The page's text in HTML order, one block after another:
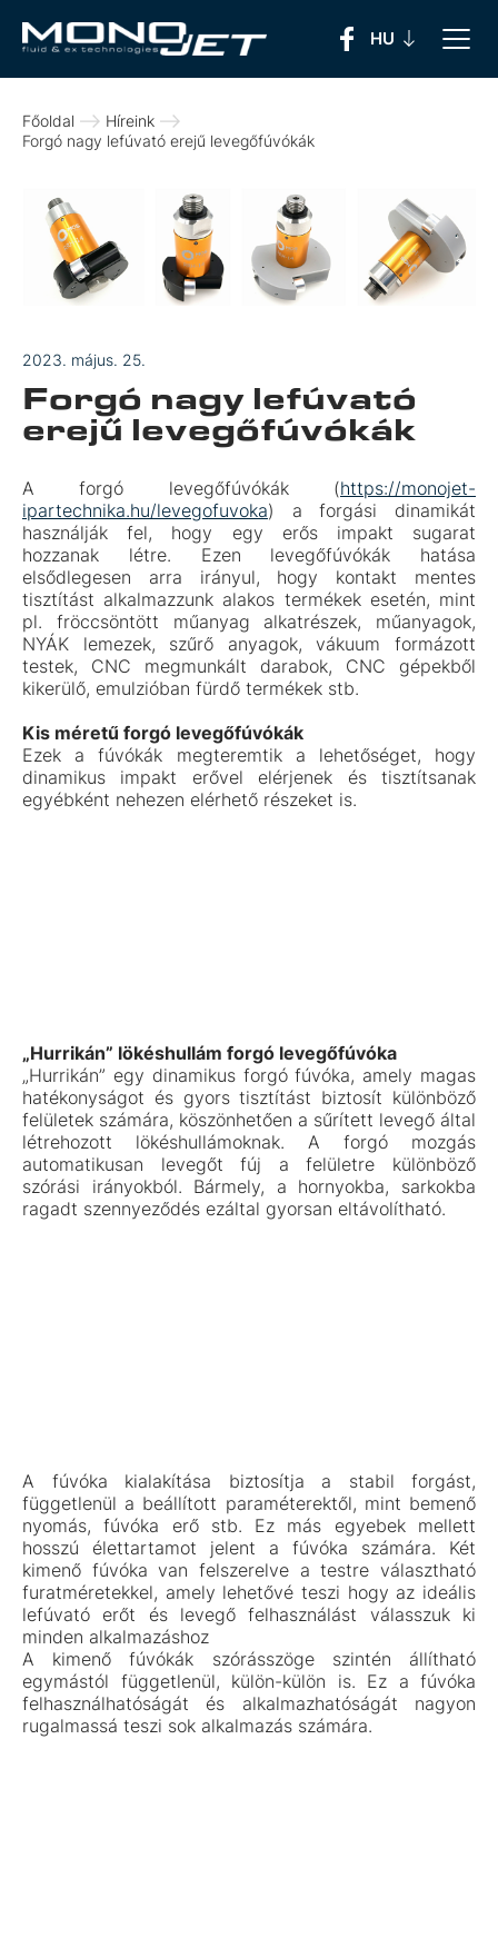
Főoldal
Híreink
Forgó nagy lefúvató erejű levegőfúvókák
2023. május. 25.
Forgó nagy lefúvató
erejű levegőfúvókák
A forgó levegőfúvókák (https://monojet-
ipartechnika.hu/levegofuvoka) a forgási dinamikát
használják fel, hogy egy erős impakt sugarat
hozzanak létre. Ezen levegőfúvókák hatása
elsődlegesen arra irányul, hogy kontakt mentes
tisztítást alkalmazzunk alakos termékek esetén, mint
pl. fröccsöntött műanyag alkatrészek, műanyagok,
NYÁK lemezek, szűrő anyagok, vákuum formázott
testek, CNC megmunkált darabok, CNC gépekből
kikerülő, emulzióban fürdő termékek stb.
Kis méretű forgó levegőfúvókák
Ezek a fúvókák megteremtik a lehetőséget, hogy
dinamikus impakt erővel elérjenek és tisztítsanak
egyébként nehezen elérhető részeket is.
„Hurrikán” lökéshullám forgó levegőfúvóka
„Hurrikán” egy dinamikus forgó fúvóka, amely magas
hatékonyságot és gyors tisztítást biztosít különböző
felületek számára, köszönhetően a sűrített levegő által
létrehozott lökéshullámoknak. A forgó mozgás
automatikusan levegőt fúj a felületre különböző
szórási irányokból. Bármely, a hornyokba, sarkokba
ragadt szennyeződés ezáltal gyorsan eltávolítható.
A fúvóka kialakítása biztosítja a stabil forgást,
függetlenül a beállított paraméterektől, mint bemenő
nyomás, fúvóka erő stb. Ez más egyebek mellett
hosszú élettartamot jelent a fúvóka számára. Két
kimenő fúvóka van felszerelve a testre választható
furatméretekkel, amely lehetővé teszi hogy az ideális
lefúvató erőt és levegő felhasználást válasszuk ki
minden alkalmazáshoz
A kimenő fúvókák szórásszöge szintén állítható
egymástól függetlenül, külön-külön is. Ez a fúvóka
felhasználhatóságát és alkalmazhatóságát nagyon
rugalmassá teszi sok alkalmazás számára.